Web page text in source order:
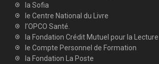
la Sofia
le Centre National du Livre
l’OPCO Santé.
la Fondation Crédit Mutuel pour la Lecture
le Compte Personnel de Formation
la Fondation La Poste